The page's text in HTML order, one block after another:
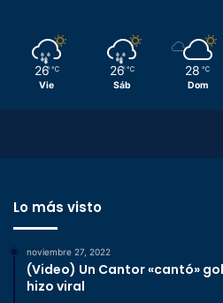
26 ℃
Vie
26 ℃
Sáb
28 ℃
Dom
Lo más visto
noviembre 27, 2022
(Video) Un Cantor «cantó»
hizo viral